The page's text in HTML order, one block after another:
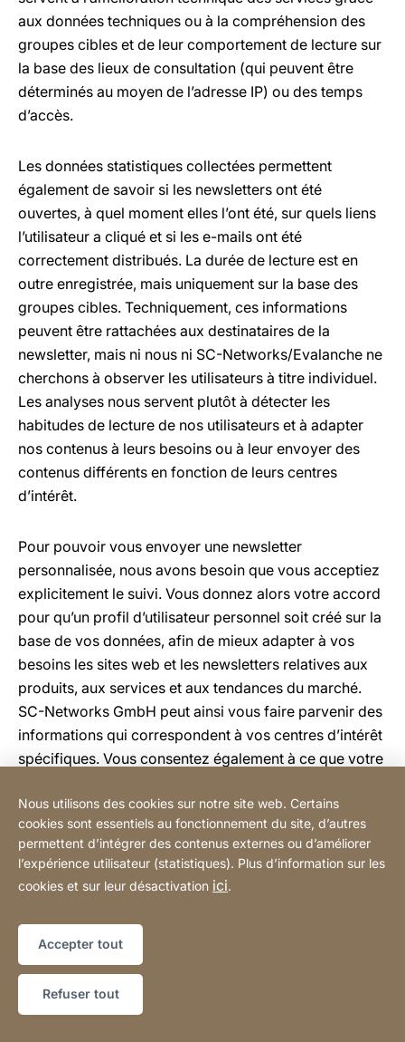
aux données techniques ou à la compréhension des
groupes cibles et de leur comportement de lecture sur
la base des lieux de consultation (qui peuvent être
déterminés au moyen de l’adresse IP) ou des temps
d’accès.
Les données statistiques collectées permettent
également de savoir si les newsletters ont été
ouvertes, à quel moment elles l’ont été, sur quels liens
l’utilisateur a cliqué et si les e-mails ont été
correctement distribués. La durée de lecture est en
outre enregistrée, mais uniquement sur la base des
groupes cibles. Techniquement, ces informations
peuvent être rattachées aux destinataires de la
newsletter, mais ni nous ni SC-Networks/Evalanche ne
cherchons à observer les utilisateurs à titre individuel.
Les analyses nous servent plutôt à détecter les
habitudes de lecture de nos utilisateurs et à adapter
nos contenus à leurs besoins ou à leur envoyer des
contenus différents en fonction de leurs centres
d’intérêt.
Pour pouvoir vous envoyer une newsletter
personnalisée, nous avons besoin que vous acceptiez
explicitement le suivi. Vous donnez alors votre accord
pour qu’un profil d’utilisateur personnel soit créé sur la
base de vos données, afin de mieux adapter à vos
besoins les sites web et les newsletters relatives aux
produits, aux services et aux tendances du marché.
SC-Networks GmbH peut ainsi vous faire parvenir des
informations qui correspondent à vos centres d’intérêt
spécifiques. Vous consentez également à ce que votre
web et en relation avec tous les e-mails de SC-
Networks GmbH soit enregistré au moyen de cookies
et de la technologie de suivi. Vous pouvez retirer à tout
moment votre consentement à la création d’un profil
de retirer votre consentement au suivi en utilisant le
lien de désactivation du suivi disponible dans chaque
newsletter.
Nous utilisons des cookies sur notre site web. Certains
cookies sont essentiels au fonctionnement du site, d’autres
permettent d’intégrer des contenus externes ou d’améliorer
l’expérience utilisateur (statistiques). Plus d’information sur les
cookies et sur leur désactivation ici.
Accepter tout
Refuser tout